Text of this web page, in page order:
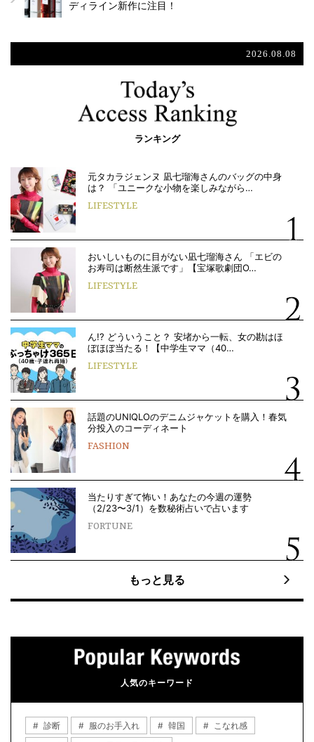
ディライン新作に注目！
2026.08.08
ランキング
元タカラジェンヌ 凪七瑠海さんのバッグの中身
は？ 「ユニークな小物を楽しみながら…
LIFESTYLE
おいしいものに目がない凪七瑠海さん 「エビの
お寿司は断然生派です」【宝塚歌劇団O…
LIFESTYLE
ん!? どういうこと？ 安堵から一転、女の勘はほ
ぼほぼ当たる！【中学生ママ（40…
LIFESTYLE
話題のUNIQLOのデニムジャケットを購入！春気
分投入のコーディネート
FASHION
当たりすぎて怖い！あなたの今週の運勢
（2/23〜3/1）を数秘術占いで占います
FORTUNE
もっと見る
人気のキーワード
診断 服のお手入れ 韓国
こなれ感